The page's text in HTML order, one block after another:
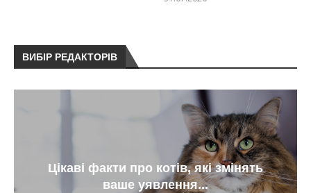
ВИБІР РЕДАКТОРІВ
Цікаві факти про котів, які змінять
ваше уявлення...